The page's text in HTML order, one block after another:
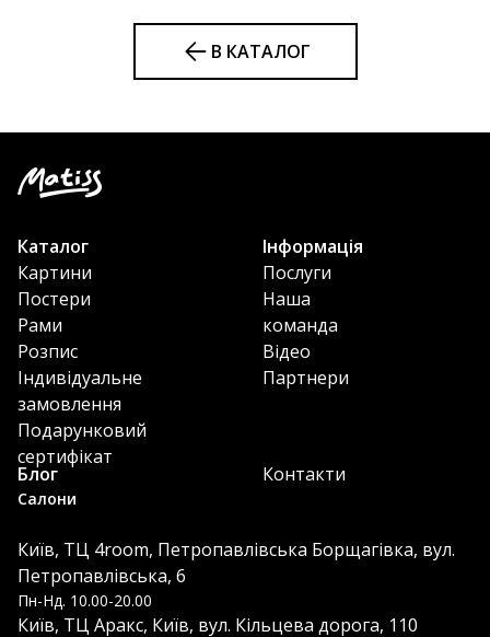
В КАТАЛОГ
Салони
Київ, ТЦ 4room, Петропавлівська Борщагівка, вул.
Петропавлівська, 6
Пн-Нд. 10.00-20.00
Київ, ТЦ Аракс, Київ, вул. Кільцева дорога, 110
Каталог
Картини
Постери
Рами
Розпис
Індивідуальне
замовлення
Подарунковий
сертифікат
Інформація
Послуги
Наша
команда
Відео
Партнери
Блог Контакти